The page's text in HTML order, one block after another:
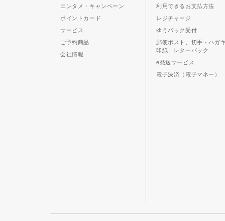
エンタメ・キャンペーン
ポイントカード
サービス
ご予約商品
会社情報
利用できるお支払方法
レジチャージ
ゆうパック受付
郵便ポスト、切手・ハガ
印紙、レターパック
e発送サービス
電子決済（電子マネー）